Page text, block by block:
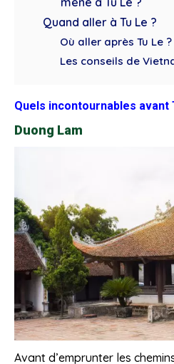
Quand aller à Tu Le ?
Où aller après Tu Le ?
Les conseils de
Quels incontournables avant
Duong Lam
Avant d’emprunter les